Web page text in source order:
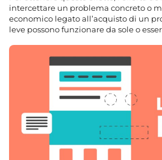
intercettare un problema concreto o
economico legato all’acquisto di un
leve possono funzionare da sole o